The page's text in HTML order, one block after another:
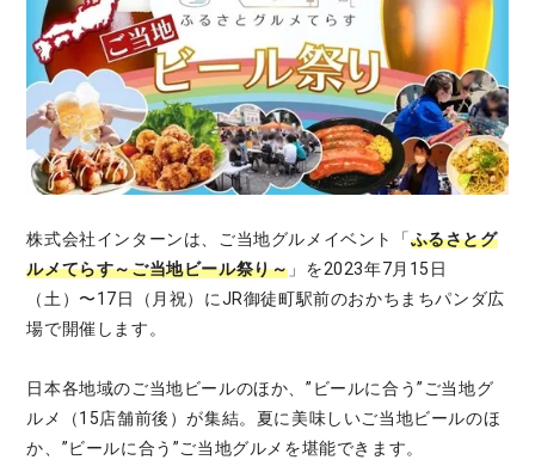
株式会社インターンは、ご当地グルメイベント「ふるさとグ
ルメてらす～ご当地ビール祭り～ 」を2023年7月15日
（土）〜17日（月祝）にJR御徒町駅前のおかちまちパンダ広
場で開催します。
日本各地域のご当地ビールのほか、”ビールに合う”ご当地グ
ルメ（15店舗前後）が集結。夏に美味しいご当地ビールのほ
か、”ビールに合う”ご当地グルメを堪能できます。